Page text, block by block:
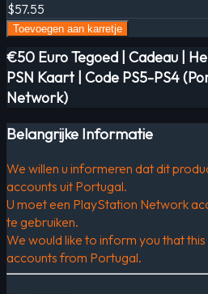
$57.55
Toevoegen aan karretje
€50 Euro Tegoed | Cadeau |
PSN Kaart | Code PS5-PS4
Network)
Belangrijke Informatie
We willen u informeren dat dit
accounts uit Portugal.
U moet een PlayStation Network
te gebruiken.
We would like to inform you that
accounts from Portugal.